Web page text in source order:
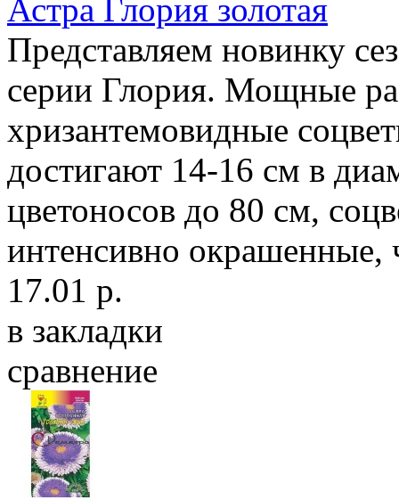
Астра Глория золотая
Представляем новинку
серии Глория. Мощные
хризантемовидные
достигают 14-16 см в
цветоносов до 80 см,
интенсивно окрашенные,
17.01 р.
в закладки
сравнение